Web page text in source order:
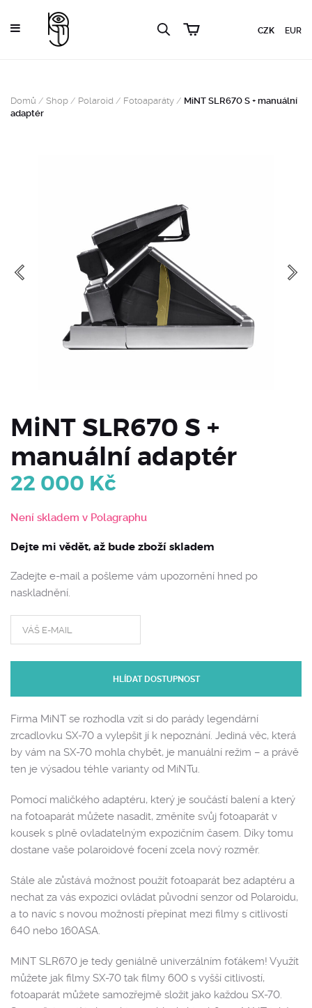
CZK EUR
Domů / Shop / Polaroid / Fotoaparáty / MiNT SLR670 S + manuální
adaptér
MiNT SLR670 S +
manuální adaptér
22 000 Kč
Není skladem v Polagraphu
Dejte mi vědět, až bude zboží skladem
Zadejte e-mail a pošleme vám upozornění hned po
naskladnění.
HLÍDAT DOSTUPNOST
Firma MiNT se rozhodla vzít si do parády legendární
zrcadlovku SX-70 a vylepšit jí k nepoznání. Jediná věc, která
by vám na SX-70 mohla chybět, je manuální režim – a právě
ten je výsadou téhle varianty od MiNTu.
Pomocí maličkého adaptéru, který je součástí balení a který
na fotoaparát můžete nasadit, změníte svůj fotoaparát v
kousek s plně ovladatelným expozičním časem. Díky tomu
dostane vaše polaroidové focení zcela nový rozměr.
Stále ale zůstává možnost použít fotoaparát bez adaptéru a
nechat za vás expozici ovládat původní senzor od Polaroidu,
a to navíc s novou možností přepínat mezi filmy s citlivostí
640 nebo 160ASA.
MiNT SLR670 je tedy geniálně univerzálním foťákem! Využít
můžete jak filmy SX-70 tak filmy 600 s vyšší citlivostí,
fotoaparát můžete samozřejmě složit jako každou SX-70.